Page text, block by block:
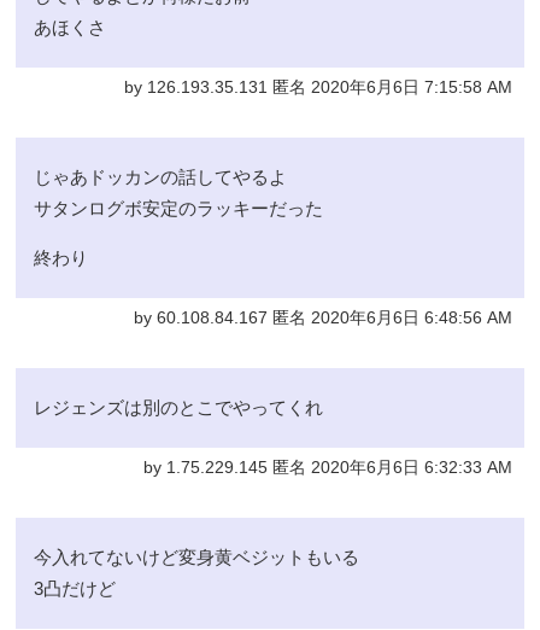
あほくさ
by 126.193.35.131 匿名 2020年6月6日 7:15:58 AM
じゃあドッカンの話してやるよ
サタンログボ安定のラッキーだった
終わり
by 60.108.84.167 匿名 2020年6月6日 6:48:56 AM
レジェンズは別のとこでやってくれ
by 1.75.229.145 匿名 2020年6月6日 6:32:33 AM
今入れてないけど変身黄ベジットもいる
3凸だけど